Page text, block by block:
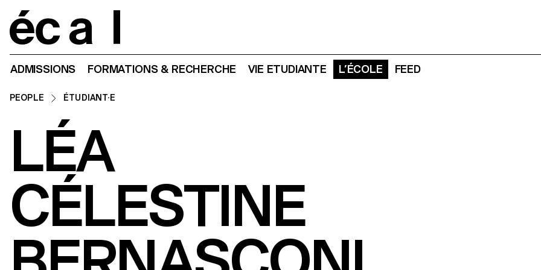
ADMISSIONS FORMATIONS & RECHERCHE VIE ETUDIANTE L’ÉCOLE FEED
PEOPLE ÉTUDIANT·E
LÉA
CÉLESTINE